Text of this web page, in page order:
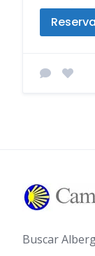
Buscar